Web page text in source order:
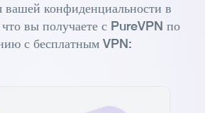
вашей конфиденциальности в
вы получаете с PureVPN по
с бесплатным VPN: